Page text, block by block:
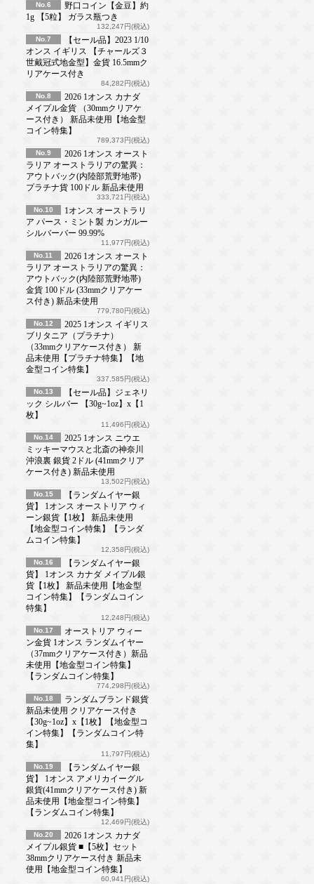
No.6
野口コイン【金豆】約
1g 【5粒】 ガラス瓶つき
132,247円(税込)
No.7
【セール品】2023 1/10
オンス イギリス 【チャールズ３
世戴冠式地金型】金貨 16.5mmク
リアケース付き
84,282円(税込)
No.8
2026 1オンス カナダ
メイプル金貨 （30mmクリアケ
ース付き） 新品未使用【地金型
コイン特集】
789,373円(税込)
No.9
2026 1オンス オースト
ラリア オーストラリアの驚異：
アウトバック(内陸部荒野地帯)
プラチナ貨 100ドル 新品未使用
333,721円(税込)
No.10
1オンス オーストラリ
ア パース・ミント製 カンガルー
シルバーバー 99.99%
11,977円(税込)
No.11
2026 1オンス オースト
ラリア オーストラリアの驚異：
アウトバック(内陸部荒野地帯)
金貨 100ドル (33mmクリアケー
ス付き) 新品未使用
779,780円(税込)
No.12
2025 1オンス イギリス
ブリタニア（プラチナ）
（33mmクリアケース付き） 新
品未使用【プラチナ特集】【地
金型コイン特集】
337,585円(税込)
No.13
【セール品】ジェネリ
ック シルバー 【30g~1oz】x【1
枚】
11,496円(税込)
No.14
2025 1オンス ニウエ
ミッキーマウスと北斎の神奈川
沖浪裏 銀貨 2ドル (41mmクリア
ケース付き) 新品未使用
13,502円(税込)
No.15
【ランダムイヤー銀
貨】 1オンス オーストリア ウィ
ーン銀貨【1枚】 新品未使用
【地金型コイン特集】【ランダ
ムコイン特集】
12,358円(税込)
No.16
【ランダムイヤー銀
貨】 1オンス カナダ メイプル銀
貨【1枚】 新品未使用【地金型
コイン特集】【ランダムコイン
特集】
12,248円(税込)
No.17
オーストリア ウィー
ン金貨 1オンス ランダムイヤー
（37mmクリアケース付き）新品
未使用【地金型コイン特集】
【ランダムコイン特集】
774,298円(税込)
No.18
ランダムブランド銀貨
新品未使用 クリアケース付き
【30g~1oz】x【1枚】【地金型コ
イン特集】【ランダムコイン特
集】
11,797円(税込)
No.19
【ランダムイヤー銀
貨】 1オンス アメリカイーグル
銀貨(41mmクリアケース付き) 新
品未使用【地金型コイン特集】
【ランダムコイン特集】
12,469円(税込)
No.20
2026 1オンス カナダ
メイプル銀貨 ■【5枚】セット
38mmクリアケース付き 新品未
使用【地金型コイン特集】
60,941円(税込)